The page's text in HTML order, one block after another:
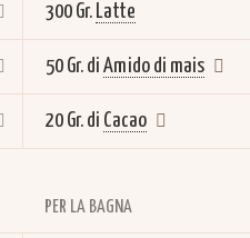
300 Gr. Latte
50 Gr. di Amido di mais
20 Gr. di Cacao
PER LA BAGNA